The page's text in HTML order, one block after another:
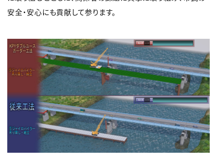
安全・安心にも貢献して参ります。